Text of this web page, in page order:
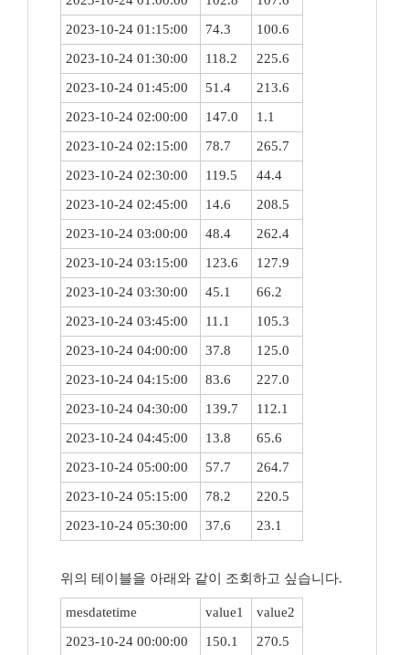
2023-10-24 01:15:00
74.3
100.6
2023-10-24 01:30:00
118.2
225.6
2023-10-24 01:45:00
51.4
213.6
2023-10-24 02:00:00
147.0
1.1
2023-10-24 02:15:00
78.7
265.7
2023-10-24 02:30:00
119.5
44.4
2023-10-24 02:45:00
14.6
208.5
2023-10-24 03:00:00
48.4
262.4
2023-10-24 03:15:00
123.6
127.9
2023-10-24 03:30:00
45.1
66.2
2023-10-24 03:45:00
11.1
105.3
2023-10-24 04:00:00
37.8
125.0
2023-10-24 04:15:00
83.6
227.0
2023-10-24 04:30:00
139.7
112.1
2023-10-24 04:45:00
13.8
65.6
2023-10-24 05:00:00
57.7
264.7
2023-10-24 05:15:00
78.2
220.5
2023-10-24 05:30:00
37.6 23.1
위의 테이블을 아래와 같이 조회하고 싶습니다.
mesdatetime value1
value2
2023-10-24 00:00:00
150.1
270.5